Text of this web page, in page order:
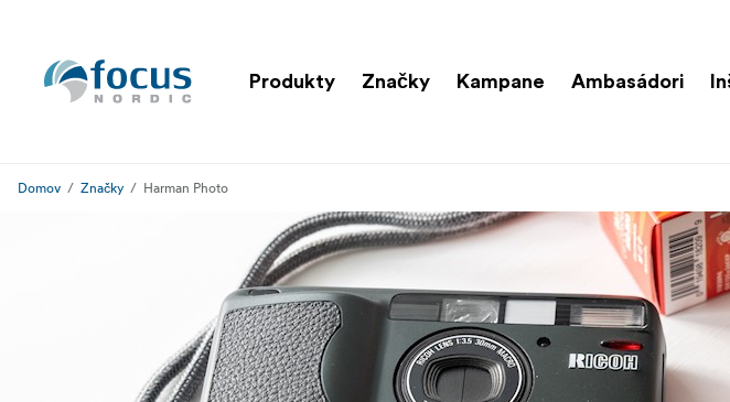
Produkty Značky Kampane Ambasádori
Domov Značky Harman Photo